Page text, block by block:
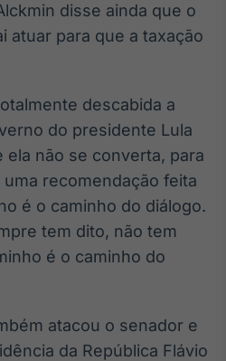
Plataforma para
ativos
Broadcast
Datafeed
APIs para
integração de
Broadcast
Ticker
disse ainda que o
atuar para que a taxação
descabida a
do presidente Lula
ela não se converta, para
recomendação feita
é o caminho do diálogo.
tem dito, não tem
é o caminho do
atacou o senador e
da República Flávio